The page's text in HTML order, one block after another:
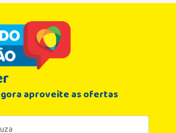
de suas compras com as
cartão de crédito.
aproveite as ofertas